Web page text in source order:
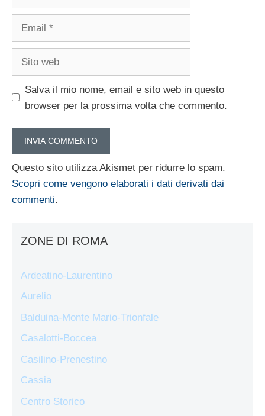
Email
Sito
Salva il mio nome, email e sito web in questo
browser per la prossima volta che commento.
Questo sito utilizza Akismet per ridurre lo spam.
Scopri come vengono elaborati i dati derivati dai
commenti.
ZONE DI ROMA
Ardeatino-Laurentino
Aurelio
Balduina-Monte Mario-Trionfale
Casalotti-Boccea
Casilino-Prenestino
Cassia
Centro Storico